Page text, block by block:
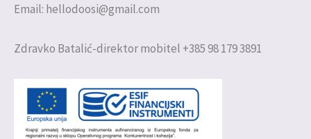
Email: hellodoosi@gmail.com
Zdravko Batalić-direktor mobitel +385 98 179 3891